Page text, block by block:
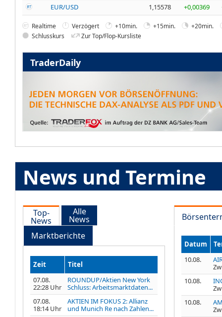
EUR/USD
1,15578 +0,00369
Realtime Verzögert +10min. +15min.
+20min.
Schlusskurs
Zur Top/Flop-Kursliste
TraderDaily
News und Termine
Top-
News
Alle
News
Marktberichte
Zeit
Titel
07.08.
22:28 Uhr
ROUNDUP/Aktien New York
Schluss: Arbeitsmarktdaten...
07.08.
18:14 Uhr
AKTIEN IM FOKUS 2: Allianz
und Munich Re nach Zahlen...
Datum
10.08.
10.08.
10.08.